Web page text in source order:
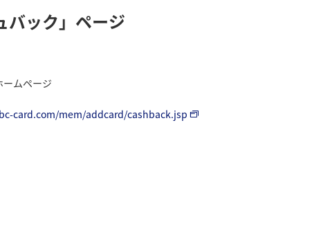
バック」ページ
ームページ
card.com/mem/addcard/cashback.jsp